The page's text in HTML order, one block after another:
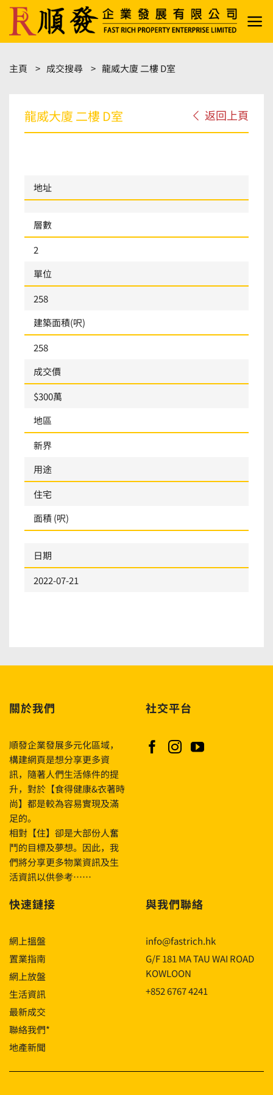
Skip
content
主頁 成交搜尋 龍威大廈 二樓 D室
龍威大廈 二樓 D室 返回上頁
地址
層數
2
單位
258
建築面積(呎)
258
成交價
$300萬
地區
新界
用途
住宅
面積 (呎)
日期
2022-07-21
關於我們
順發企業發展多元化區域，
構建網頁是想分享更多資
訊，隨著人們生活條件的提
升，對於【食得健康&衣著時
尚】都是較為容易實現及滿
足的。
相對【住】卻是大部份人奮
鬥的目標及夢想。因此，我
們將分享更多物業資訊及生
活資訊以供參考……
快速鏈接
網上搵盤
置業指南
網上放盤
生活資訊
最新成交
聯絡我們*
地產新聞
與我們聯絡
info@fastrich.hk
G/F 181 MA TAU WAI ROAD
KOWLOON
+852 6767 4241
社交平台